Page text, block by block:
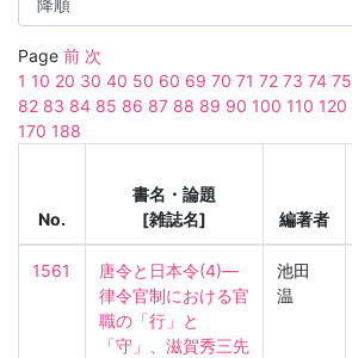
Page 前 次
1 10 20 30 40 50 60 69 70 71 72 73 74 75
82 83 84 85 86 87 88 89 90 100 110 120
170 188
No.
書名・論題
[雑誌名]
編著者
1561
唐令と日本令(4)―
律令官制における官
職の「行」と
「守」、滋賀秀三先
池田
温